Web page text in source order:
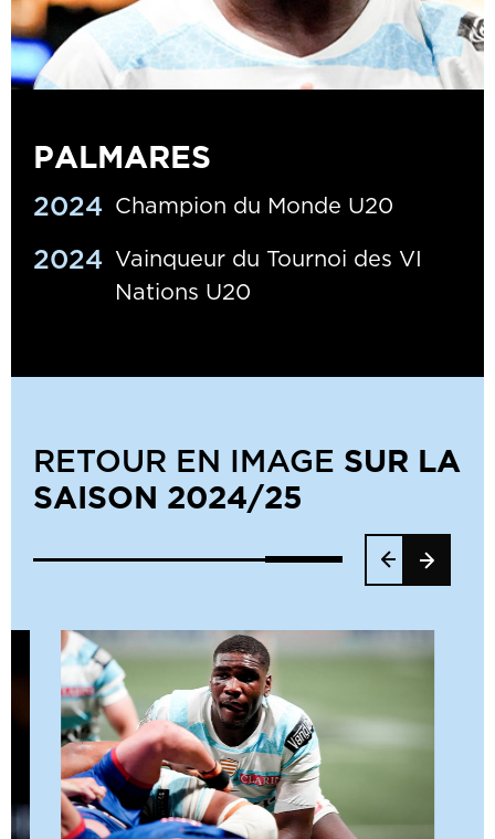
PALMARES
2024 Champion du Monde U20
2024 Vainqueur du Tournoi des VI
Nations U20
RETOUR EN IMAGE SUR LA
SAISON 2024/25